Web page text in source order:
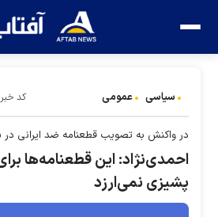
سیاسی عمومی کد
در واكنش به تصويب قطعنامه ضد ايرانی در
احمدی‌نژاد: اين قطعنامه‌ها
پشيزی نمی‌ارزد